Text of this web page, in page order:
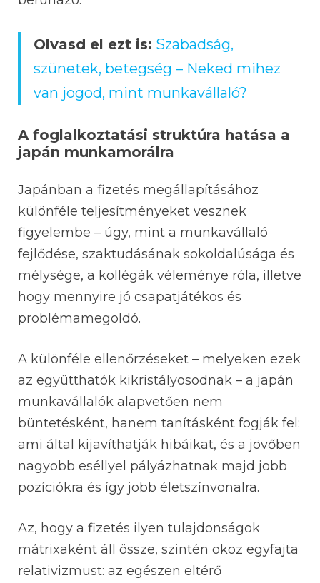
Olvasd el ezt is: Szabadság,
szünetek, betegség – Neked mihez
van jogod, mint munkavállaló?
A foglalkoztatási struktúra hatása a
japán munkamorálra
Japánban a fizetés megállapításához
különféle teljesítményeket vesznek
figyelembe – úgy, mint a munkavállaló
fejlődése, szaktudásának sokoldalúsága és
mélysége, a kollégák véleménye róla, illetve
hogy mennyire jó csapatjátékos és
problémamegoldó.
A különféle ellenőrzéseket – melyeken ezek
az együtthatók kikristályosodnak – a japán
munkavállalók alapvetően nem
büntetésként, hanem tanításként fogják fel:
ami által kijavíthatják hibáikat, és a jövőben
nagyobb eséllyel pályázhatnak majd jobb
pozíciókra és így jobb életszínvonalra.
Az, hogy a fizetés ilyen tulajdonságok
mátrixaként áll össze, szintén okoz egyfajta
relativizmust: az egészen eltérő